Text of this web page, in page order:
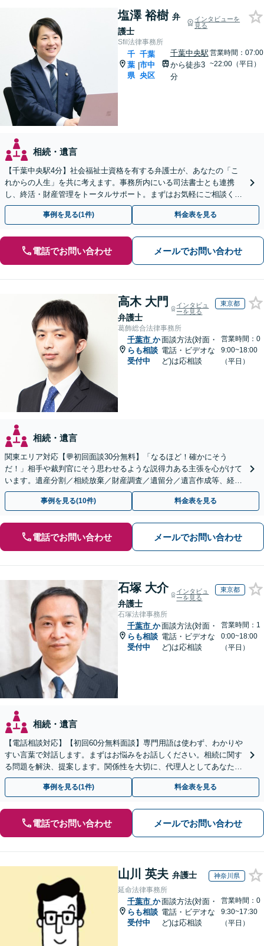
塩澤 裕樹 弁
護士
インタビューを
見る
Sfil法律事務所
千
葉
県
|
千葉
市中
央区
千葉中央駅
から徒歩3
分
営業時間：07:00
~22:00（平日）
相続・遺言
【千葉中央駅4分】社会福祉士資格を有する弁護士が、あなたの「こ
れからの人生」を共に考えます。事務所内にいる司法書士とも連携
し、終活・財産管理をトータルサポート。まずはお気軽にご相談くだ
さい【休日・夜間相談可】【出張相談も柔軟に対応】
事例を見る(1件) 料金表を見る
電話でお問い合わせ メールでお問い合わせ
高木 大門
弁護士
インタビュ
ーを見る
東京都
葛飾総合法律事務所
千葉市 か
らも相談
受付中
面談方法(対面・
電話・ビデオな
ど)は応相談
営業時間：0
9:00~18:00
（平日）
相続・遺言
関東エリア対応【💬初回面談30分無料】「なるほど！確かにそう
だ！」相手や裁判官にそう思わせるような説得力ある主張を心がけて
います。遺産分割／相続放棄／財産調査／遺留分／遺言作成等、経験
豊富な事務所。複雑な手続を代行【年間相談100件以上】
事例を見る(10件) 料金表を見る
電話でお問い合わせ メールでお問い合わせ
石塚 大介
弁護士
インタビュ
ーを見る
東京都
石塚法律事務所
千葉市 か
らも相談
受付中
面談方法(対面・
電話・ビデオな
ど)は応相談
営業時間：1
0:00~18:00
（平日）
相続・遺言
【電話相談対応】【初回60分無料面談】専門用語は使わず、わかりや
すい言葉で対話します。まずはお悩みをお話しください。相続に関す
る問題を解決、提案します。関係性を大切に、代理人としてあなたの
利益を守ります【夜間休日対応】【カード利用可】
事例を見る(1件) 料金表を見る
電話でお問い合わせ メールでお問い合わせ
山川 英夫 弁護士 神奈川県
延命法律事務所
千葉市 か
らも相談
受付中
面談方法(対面・
電話・ビデオな
ど)は応相談
営業時間：0
9:30~17:30
（平日）